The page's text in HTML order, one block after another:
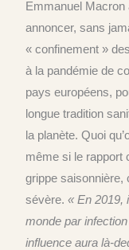
Emmanuel Macron
annoncer, sans
« confinement »
à la pandémie de
pays européens,
longue tradition
la planète. Quoi
même si le rapport
grippe saisonnière,
sévère.« En 2019,
monde par
influence aura là-